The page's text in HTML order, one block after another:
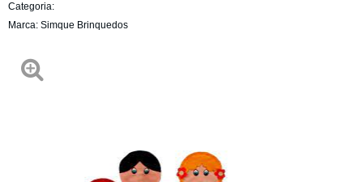
Categoria:
Marca: Simque Brinquedos